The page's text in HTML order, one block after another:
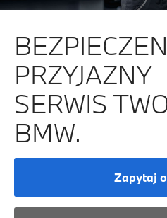
PRZYJAZNY
SERWIS
BMW.
Zapytaj